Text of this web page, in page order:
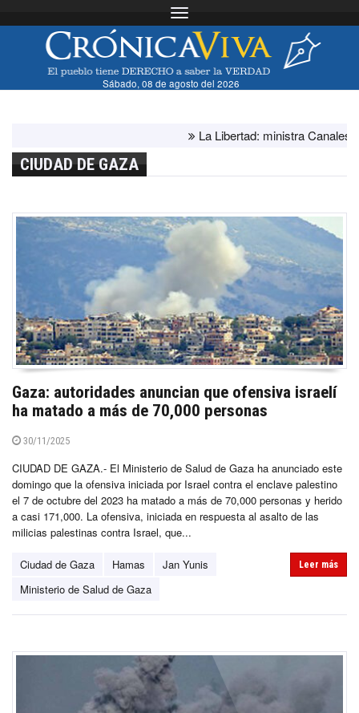
Toggle navigation
Sábado, 08 de agosto del 2026
La Libertad: ministra Canales
CIUDAD DE GAZA
Gaza: autoridades anuncian que ofensiva israelí
ha matado a más de 70,000 personas
30/11/2025
CIUDAD DE GAZA.- El Ministerio de Salud de Gaza ha anunciado este
domingo que la ofensiva iniciada por Israel contra el enclave palestino
el 7 de octubre del 2023 ha matado a más de 70,000 personas y herido
a casi 171,000. La ofensiva, iniciada en respuesta al asalto de las
milicias palestinas contra Israel, que...
Ciudad de Gaza Hamas
Jan Yunis
Ministerio de Salud de Gaza
Leer más